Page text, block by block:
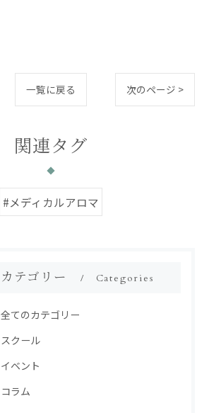
一覧に戻る 次のページ >
関連タグ
#メディカルアロマ
カテゴリー Categories
全てのカテゴリー
スクール
イベント
コラム